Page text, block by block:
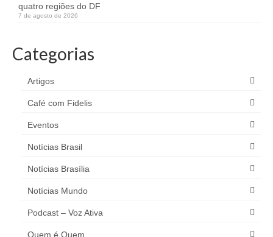
quatro regiões do DF
7 de agosto de 2026
Categorias
Artigos
Café com Fidelis
Eventos
Notícias Brasil
Notícias Brasília
Notícias Mundo
Podcast – Voz Ativa
Quem é Quem